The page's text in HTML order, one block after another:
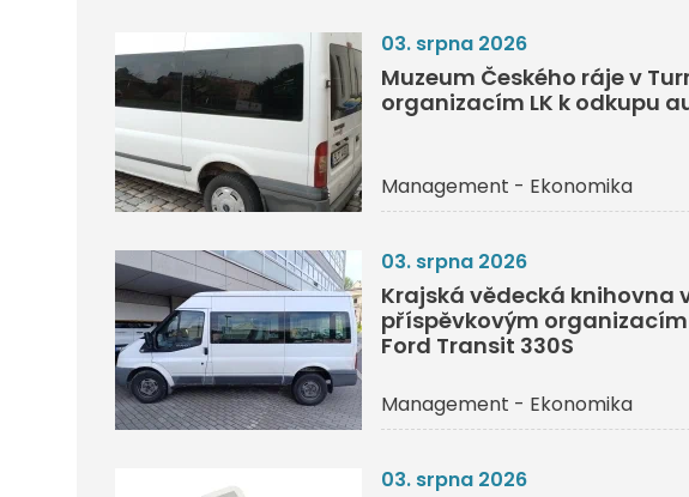
03. srpna 2026
Muzeum Českého ráje v
organizacím LK k odkupu
Management - Ekonomika
03. srpna 2026
Krajská vědecká knihovna
příspěvkovým
Ford Transit 330S
Management - Ekonomika
03. srpna 2026